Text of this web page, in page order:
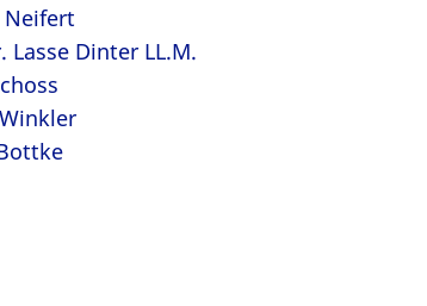
Neifert
Lasse Dinter LL.M.